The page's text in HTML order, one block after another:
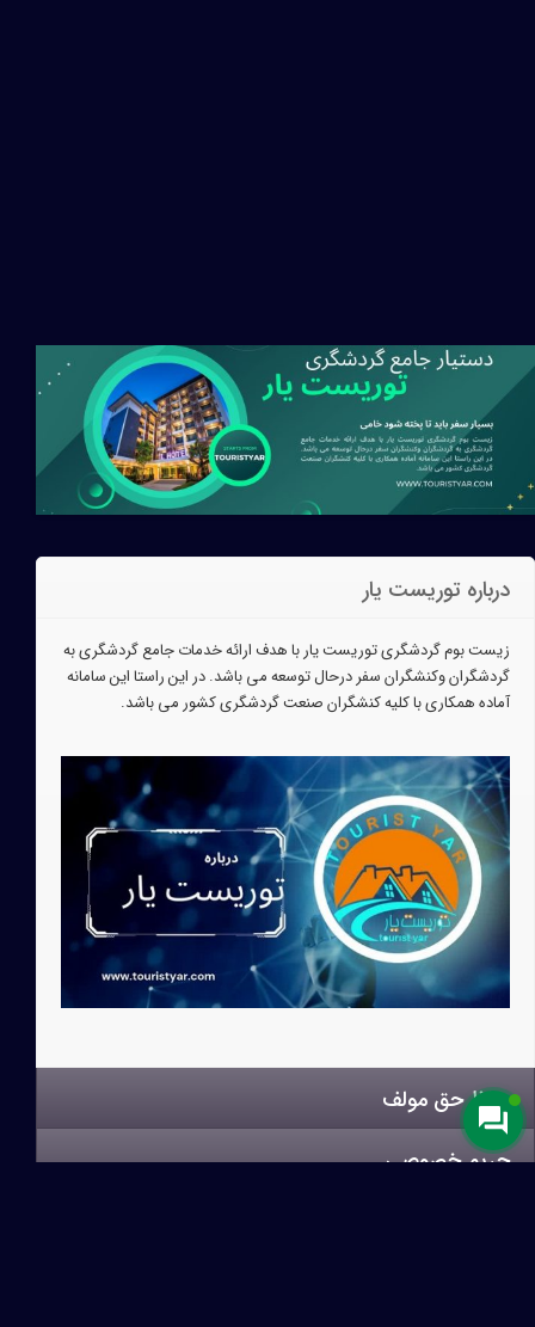
درباره توریست یار
زیست بوم گردشگری توریست یار با هدف ارائه خدمات جامع گردشگری به
گردشگران وکنشگران سفر درحال توسعه می باشد. در این راستا این سامانه
آماده همکاری با کلیه کنشگران صنعت گردشگری کشور می باشد.
حفظ حق مولف
حریم خصوصی